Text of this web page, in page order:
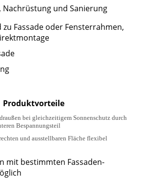
Nachrüstung und Sanierung
Fassade oder Fensterrahmen,
Produktvorteile
bei gleichzeitigem Sonnenschutz durch
Bespannungsteil
und ausstellbaren Fläche flexibel
mit bestimmten Fassaden-